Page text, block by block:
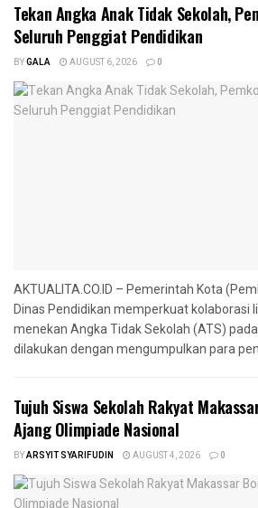
Tekan Angka Anak Tidak Sekolah,
Seluruh Penggiat Pendidikan
BYGALA AUGUST 6, 2026 0
AKTUALITA.CO.ID – Pemerintah Kota
Dinas Pendidikan memperkuat kolaborasi
menekan Angka Tidak Sekolah (ATS)
dilakukan dengan mengumpulkan para
Tujuh Siswa Sekolah Rakyat
Ajang Olimpiade Nasional
BYARSYIT SYARIFUDIN AUGUST 4, 2026 0